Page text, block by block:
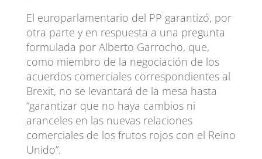
El europarlamentario del PP garantizó, por
otra parte y en respuesta a una pregunta
formulada por Alberto Garrocho, que,
como miembro de la negociación de los
acuerdos comerciales correspondientes al
Brexit, no se levantará de la mesa hasta
“garantizar que no haya cambios ni
aranceles en las nuevas relaciones
comerciales de los frutos rojos con el Reino
Unido”.